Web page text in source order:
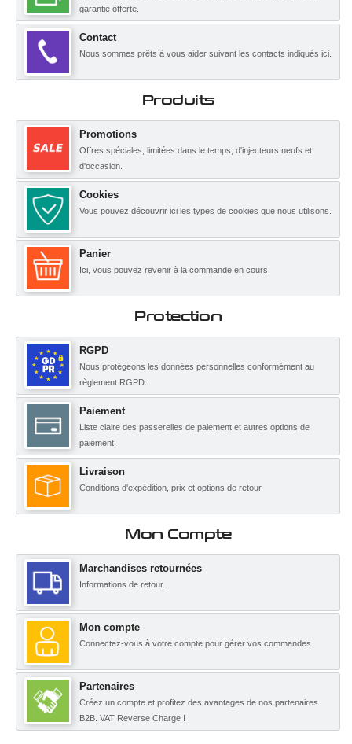
garantie offerte.
Contact
Nous sommes prêts à vous aider suivant les contacts indiqués ici.
Produits
Promotions
Offres spéciales, limitées dans le temps, d'injecteurs neufs et
d'occasion.
Cookies
Vous pouvez découvrir ici les types de cookies que nous utilisons.
Panier
Ici, vous pouvez revenir à la commande en cours.
Protection
RGPD
Nous protégeons les données personnelles conformément au
règlement RGPD.
Paiement
Liste claire des passerelles de paiement et autres options de
paiement.
Livraison
Conditions d'expédition, prix et options de retour.
Mon Compte
Marchandises retournées
Informations de retour.
Mon compte
Connectez-vous à votre compte pour gérer vos commandes.
Partenaires
Créez un compte et profitez des avantages de nos partenaires
B2B. VAT Reverse Charge !